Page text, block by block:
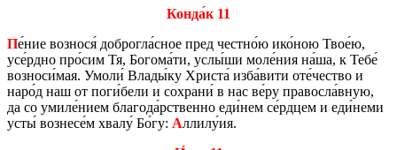
Конда́к 11
Пе́ние воз­но­ся́ доб­рог­ла́сное пред чест­но́ю ико́ною Твое́ю,
усе́рдно про́сим Тя, Бо­го­ма́ти, услы́ши моле́ния на́ша, к Тебе́
воз­но­си́мая. Умоли́ Влады́ку Хри­ста́ изба́вити оте́че­ство и
наро́д наш от поги́бели и со­хра­ни́ в нас ве́ру пра­вос­ла́вную,
да со умиле́нием бла­го­да́рствен­но еди́нем се́рдцем и еди́неми
усты́ воз­не­се́м хвалу́ Бо́гу: Аллилу́ия.